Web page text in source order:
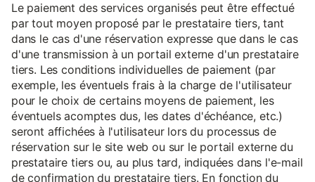
Le paiement des services organisés peut être effectué
par tout moyen proposé par le prestataire tiers, tant
dans le cas d'une réservation expresse que dans le cas
d'une transmission à un portail externe d'un prestataire
tiers. Les conditions individuelles de paiement (par
exemple, les éventuels frais à la charge de l'utilisateur
pour le choix de certains moyens de paiement, les
éventuels acomptes dus, les dates d'échéance, etc.)
seront affichées à l'utilisateur lors du processus de
réservation sur le site web ou sur le portail externe du
prestataire tiers ou, au plus tard, indiquées dans l'e-mail
de confirmation du prestataire tiers. En fonction du